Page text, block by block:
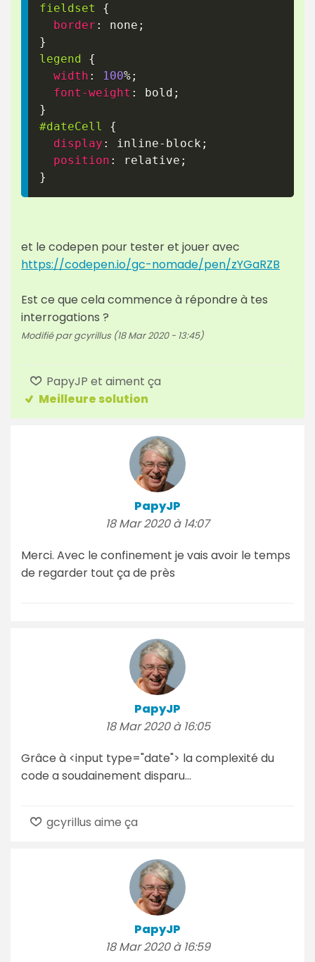
fieldset
{
border : none ;
}
legend
{
width : 100%;
font-weight : bold ;
}
#dateCell
{
display : inline-block ;
position : relative ;
}
et le codepen pour tester et jouer avec
https://codepen.io/gc-nomade/pen/zYGaRZB
Est ce que cela commence à répondre à tes
interrogations ?
Modifié par gcyrillus (18 Mar 2020 - 13:45)
PapyJP et aiment ça
Meilleure solution
PapyJP
18 Mar 2020 à 14:07
Merci. Avec le confinement je vais avoir le temps
de regarder tout ça de près
PapyJP
18 Mar 2020 à 16:05
Grâce à <input type="date"> la complexité du
code a soudainement disparu...
gcyrillus aime ça
PapyJP
18 Mar 2020 à 16:59